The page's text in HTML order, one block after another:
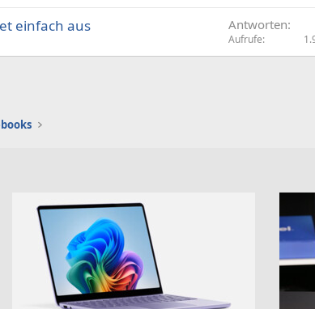
einfach aus Antworten
Aufrufe